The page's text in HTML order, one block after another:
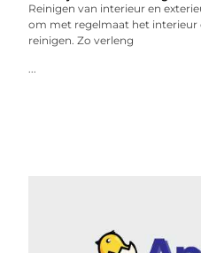
Reinigen van interieur en
om met regelmaat het interieur
reinigen. Zo verleng
...